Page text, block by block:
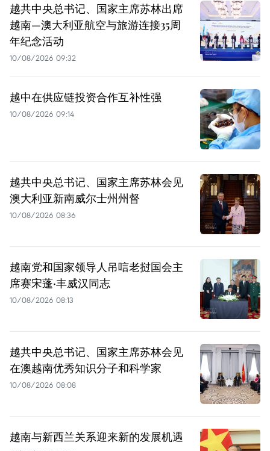
越共中央总书记、国家主席苏林出席
越南—澳大利亚航空与旅游连接35周
年纪念活动
10/08/2026 09:32
越中在供应链投资合作互补性强
10/08/2026 09:14
越共中央总书记、国家主席苏林会见
澳大利亚新南威尔士州州督
10/08/2026 08:36
越南党和国家领导人吊唁老挝国会主
席赛宋蓬·丰威汉同志
10/08/2026 08:13
越共中央总书记、国家主席苏林会见
在澳越南优秀知识分子和科学家
10/08/2026 08:08
越南与新西兰关系迎来新的发展机遇